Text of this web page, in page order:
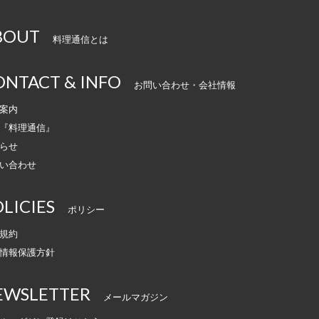
料理通信とは
& INFO お問い合わせ・会社情報
内
料理通信』
せ
合わせ
ポリシー
約
報保護方針
メールマガジン